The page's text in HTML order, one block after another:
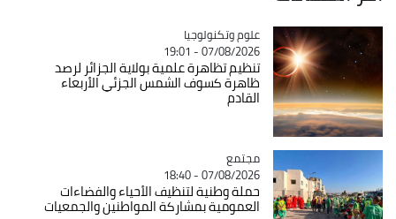
Catégorie
علوم وتكنولوجيا
07/08/2026 - 19:01
تنظيم تظاهرة علمية بولاية الجزائر لرصد
ظاهرة كسوف الشمس الجزئي الأربعاء
القادم
Catégorie
مجتمع
07/08/2026 - 18:40
حملة وطنية لتنظيف الأحياء والفضاءات
العمومية بمشاركة المواطنين والجمعيات